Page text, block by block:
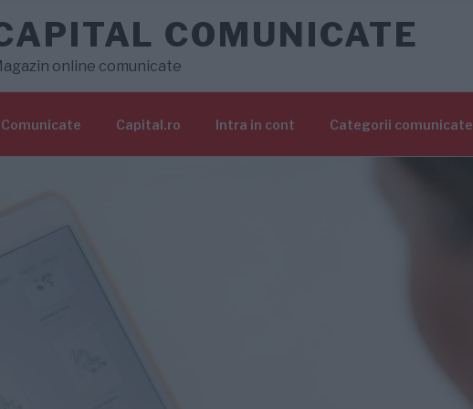
COMUNICATE
online comunicate
Comunicate Capital.ro Intra in cont Categorii comunicate